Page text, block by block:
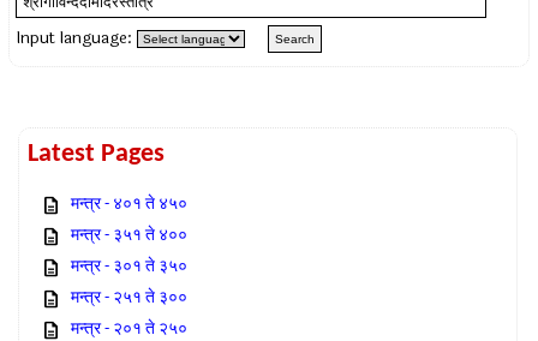
Input language:
Latest Pages
मन्त्र - ४०१ ते ४५०
मन्त्र - ३५१ ते ४००
मन्त्र - ३०१ ते ३५०
मन्त्र - २५१ ते ३००
मन्त्र - २०१ ते २५०